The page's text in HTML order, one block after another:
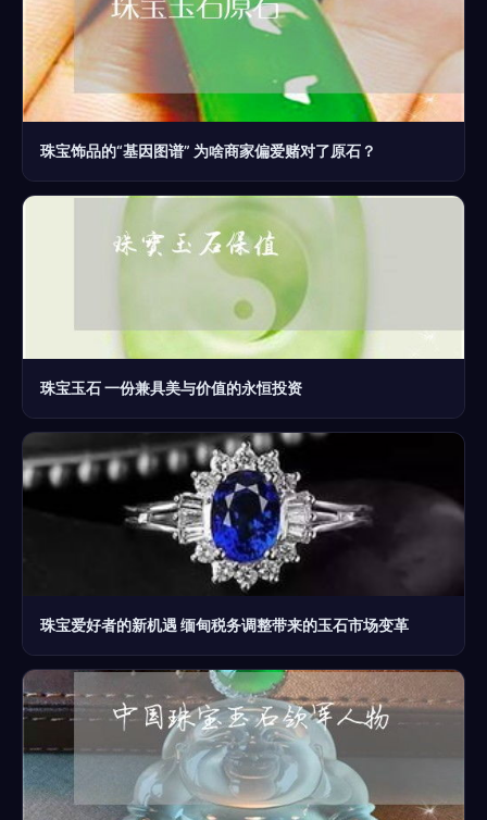
珠宝饰品的“基因图谱” 为啥商家偏爱赌对了原石？
珠宝玉石 一份兼具美与价值的永恒投资
珠宝爱好者的新机遇 缅甸税务调整带来的玉石市场变革